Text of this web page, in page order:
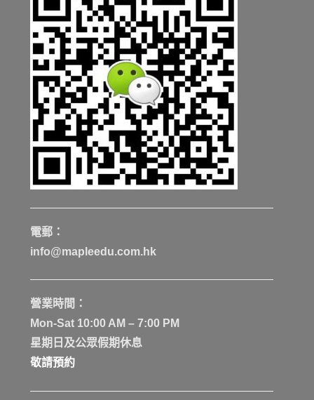
電郵：
info@mapleedu.com.hk
營業時間：
Mon-Sat 10:00 AM – 7:00 PM
星期日及公眾假期休息
敬請預約